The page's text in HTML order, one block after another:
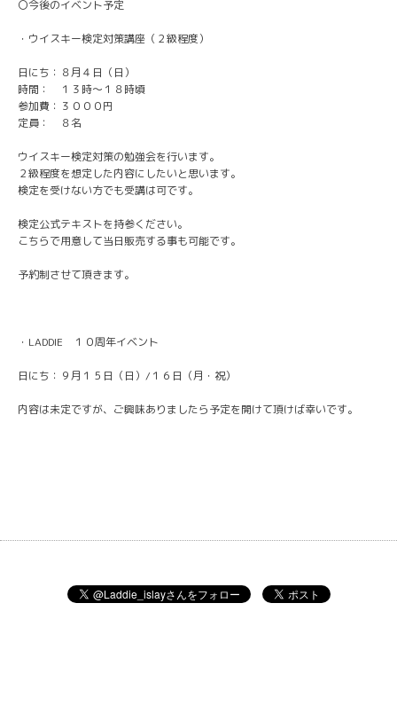
〇今後のイベント予定
・ウイスキー検定対策講座（２級程度）
日にち：８月４日（日）
時間： １３時～１８時頃
参加費：３０００円
定員： ８名
ウイスキー検定対策の勉強会を行います。
２級程度を想定した内容にしたいと思います。
検定を受けない方でも受講は可です。
検定公式テキストを持参ください。
こちらで用意して当日販売する事も可能です。
予約制させて頂きます。
・LADDIE １０周年イベント
日にち：９月１５日（日）/１６日（月・祝）
内容は未定ですが、ご興味ありましたら予定を開けて頂けば幸いです。